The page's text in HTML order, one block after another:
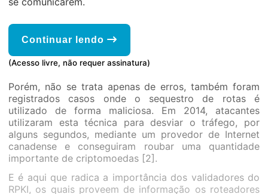
Continuar lendo
(Acesso livre, não requer assinatura)
Porém, não se trata apenas de erros, também foram
registrados casos onde o sequestro de rotas é
utilizado de forma maliciosa. Em 2014, atacantes
utilizaram esta técnica para desviar o tráfego, por
alguns segundos, mediante um provedor de Internet
canadense e conseguiram roubar uma quantidade
importante de criptomoedas [2].
E é aqui que radica a importância dos validadores do
RPKI, os quais proveem de informação os roteadores